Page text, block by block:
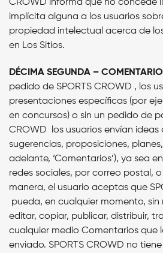
CROWD informa que no concede
implícita alguna a los usuarios
propiedad intelectual acerca de
en Los Sitios.
DÉCIMA SEGUNDA –
pedido de SPORTS CROWD , los
presentaciones específicas (por
en concursos) o sin un pedido de
CROWD los usuarios envían ideas
sugerencias, proposiciones,
adelante, ‘Comentarios’), ya sea
redes sociales, por correo postal,
manera, el usuario aceptas que
pueda, en cualquier momento, sin
editar, copiar, publicar, distribuir,
cualquier medio Comentarios que
enviado. SPORTS CROWD no